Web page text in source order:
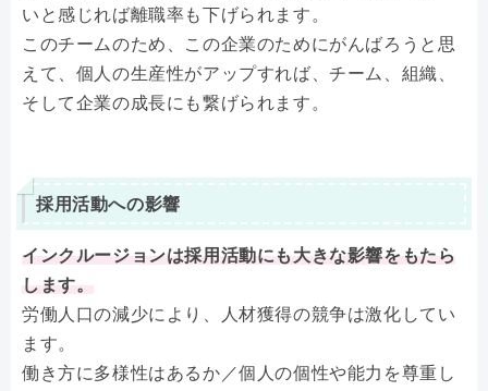
いと感じれば離職率も下げられます。
このチームのため、この企業のためにがんばろうと思
えて、個人の生産性がアップすれば、チーム、組織、
そして企業の成長にも繋げられます。
採用活動への影響
インクルージョンは採用活動にも大きな影響をもたら
します。
労働人口の減少により、人材獲得の競争は激化してい
ます。
働き方に多様性はあるか／個人の個性や能力を尊重し